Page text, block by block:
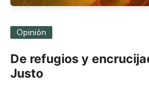
Opinión
De refugios y
Justo